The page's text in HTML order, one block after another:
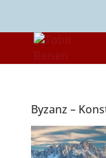
Byzanz –